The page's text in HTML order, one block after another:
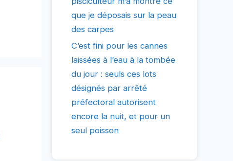
que je déposais sur la peau
des carpes
C’est fini pour les cannes
laissées à l’eau à la tombée
du jour : seuls ces lots
désignés par arrêté
préfectoral autorisent
encore la nuit, et pour un
seul poisson